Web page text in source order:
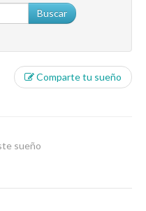
Buscar
Comparte tu sueño
sueño